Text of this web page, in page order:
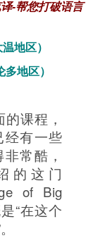
-帮您打破语言
地区）
区）
课程，
经有一些
常酷，
的这门
of Big
“在这个